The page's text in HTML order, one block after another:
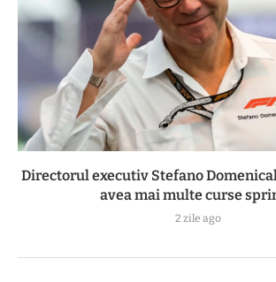
Directorul executiv Stefano
avea mai multe curse
2 zile ago